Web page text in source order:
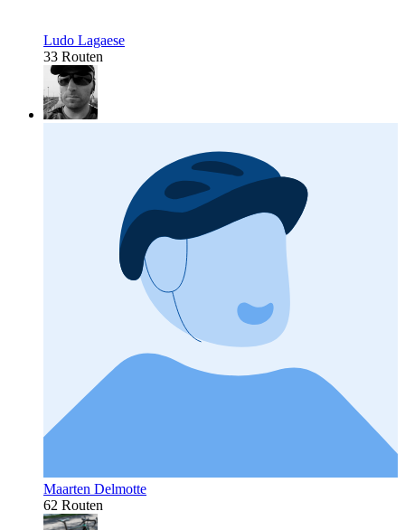
Ludo Lagaese
33 Routen
Maarten Delmotte
62 Routen